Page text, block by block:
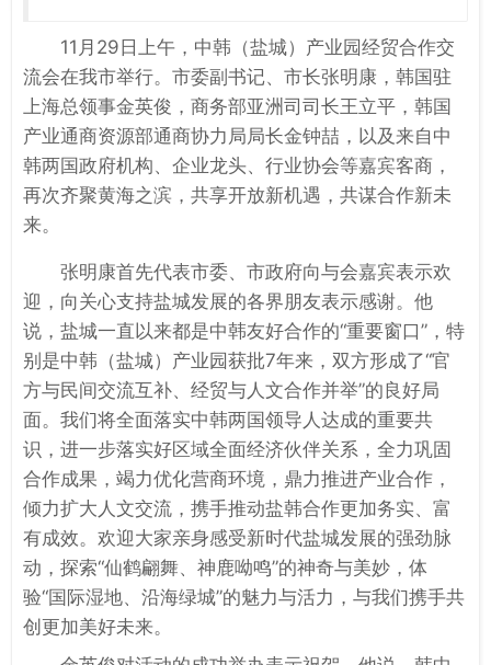
11月29日上午，中韩（盐城）产业园经贸合作交
流会在我市举行。市委副书记、市长张明康，韩国驻
上海总领事金英俊，商务部亚洲司司长王立平，韩国
产业通商资源部通商协力局局长金钟喆，以及来自中
韩两国政府机构、企业龙头、行业协会等嘉宾客商，
再次齐聚黄海之滨，共享开放新机遇，共谋合作新未
来。
张明康首先代表市委、市政府向与会嘉宾表示欢
迎，向关心支持盐城发展的各界朋友表示感谢。他
说，盐城一直以来都是中韩友好合作的“重要窗口”，特
别是中韩（盐城）产业园获批7年来，双方形成了“官
方与民间交流互补、经贸与人文合作并举”的良好局
面。我们将全面落实中韩两国领导人达成的重要共
识，进一步落实好区域全面经济伙伴关系，全力巩固
合作成果，竭力优化营商环境，鼎力推进产业合作，
倾力扩大人文交流，携手推动盐韩合作更加务实、富
有成效。欢迎大家亲身感受新时代盐城发展的强劲脉
动，探索“仙鹤翩舞、神鹿呦鸣”的神奇与美妙，体
验“国际湿地、沿海绿城”的魅力与活力，与我们携手共
创更加美好未来。